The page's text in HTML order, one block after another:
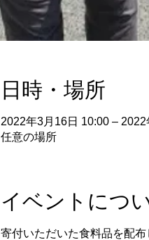
日時・場所
2022年3月16日 10:00 –
任意の場所
イベントにつ
寄付いただいた食料品を配布